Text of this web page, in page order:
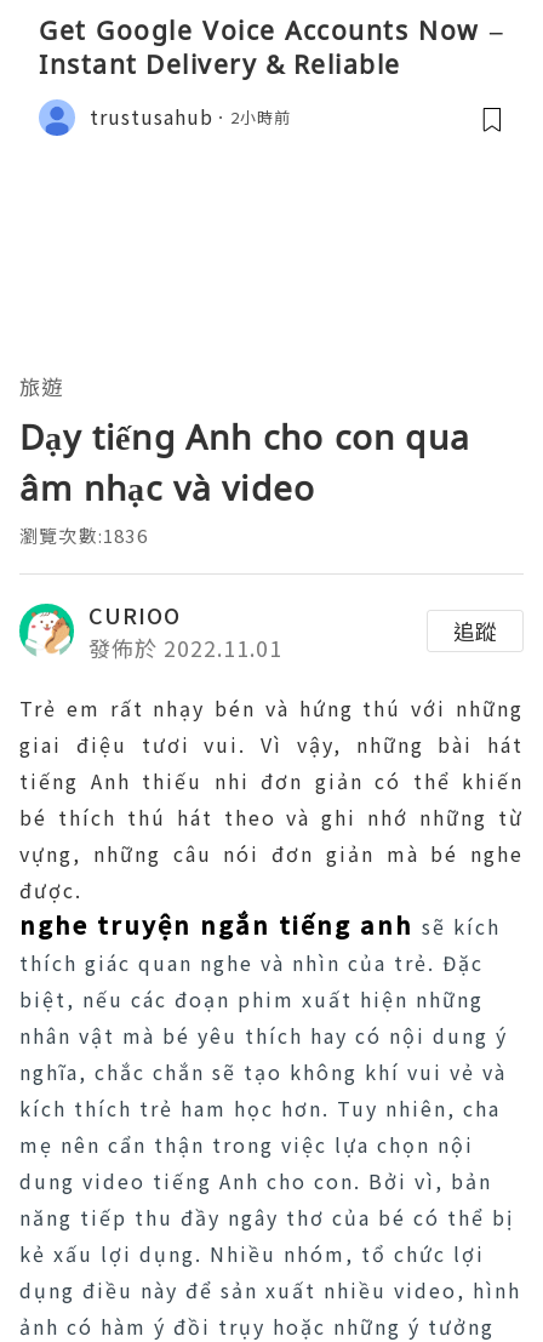
Get Google Voice Accounts Now –
Instant Delivery & Reliable
trustusahub 2小時前
旅遊
Dạy tiếng Anh cho con qua
âm nhạc và video
瀏覽次數:1836
CURIOO
發佈於 2022.11.01
追蹤
Trẻ em rất nhạy bén và hứng thú với những
giai điệu tươi vui. Vì vậy, những bài hát
tiếng Anh thiếu nhi đơn giản có thể khiến
bé thích thú hát theo và ghi nhớ những từ
vựng, những câu nói đơn giản mà bé nghe
được.
nghe truyện ngắn tiếng anh sẽ kích
thích giác quan nghe và nhìn của trẻ. Đặc
biệt, nếu các đoạn phim xuất hiện những
nhân vật mà bé yêu thích hay có nội dung ý
nghĩa, chắc chắn sẽ tạo không khí vui vẻ và
kích thích trẻ ham học hơn. Tuy nhiên, cha
mẹ nên cẩn thận trong việc lựa chọn nội
dung video tiếng Anh cho con. Bởi vì, bản
năng tiếp thu đầy ngây thơ của bé có thể bị
kẻ xấu lợi dụng. Nhiều nhóm, tổ chức lợi
dụng điều này để sản xuất nhiều video, hình
ảnh có hàm ý đồi trụy hoặc những ý tưởng